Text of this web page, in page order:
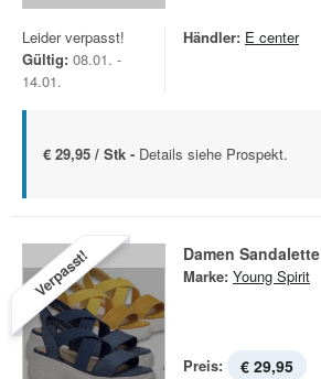
Leider verpasst!
Gültig: 08.01. -
14.01.
Händler: E center
€ 29,95 / Stk - Details siehe Prospekt.
Verpasst! Damen Sandalette
Marke: Young Spirit
Preis: € 29,95